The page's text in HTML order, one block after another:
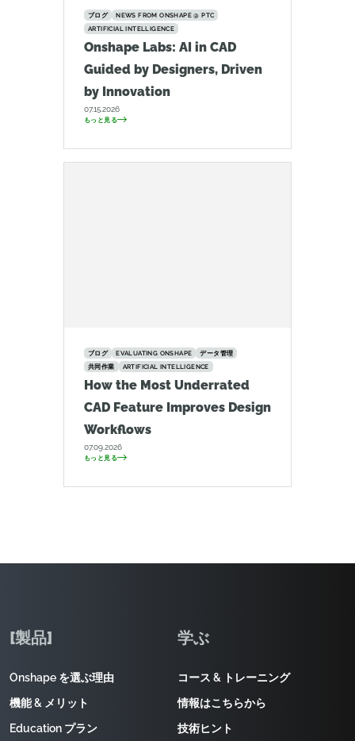
ブログ
NEWS FROM ONSHAPE @ PTC
ARTIFICIAL INTELLIGENCE
Onshape Labs: AI in CAD
Guided by Designers, Driven
by Innovation
07.15.2026
もっと見る
ブログ EVALUATING ONSHAPE
データ管理
共同作業
ARTIFICIAL INTELLIGENCE
How the Most Underrated
CAD Feature Improves Design
Workflows
07.09.2026
もっと見る
[製品]
Onshape を選ぶ理由
機能 & メリット
Education プラン
学ぶ
コース & トレーニング
情報はこちらから
技術ヒント